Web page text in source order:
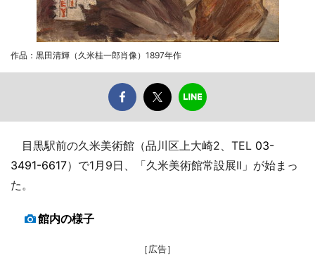
作品：黒田清輝（久米桂一郎肖像）1897年作
目黒駅前の久米美術館（品川区上大崎2、TEL 03-
3491-6617）で1月9日、「久米美術館常設展II」が始まっ
た。
館内の様子
［広告］